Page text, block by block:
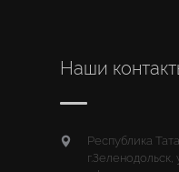
Наши
Республика
г.Зеленодольск,